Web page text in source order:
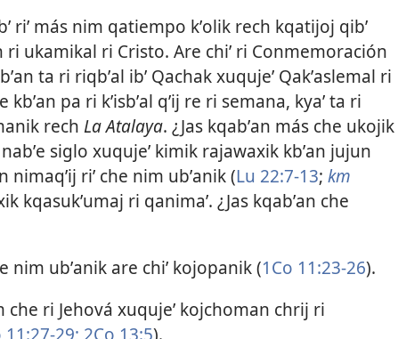
riʼ más nim qatiempo kʼolik rech kqatijoj qibʼ
ukamikal ri Cristo. Are chiʼ ri Conmemoración
ta ri riqbʼal ibʼ Qachak xuqujeʼ Qakʼaslemal ri
pa ri kʼisbʼal qʼij re ri semana, kyaʼ ta ri
rech La Atalaya. ¿Jas kqabʼan más che ukojik
siglo xuqujeʼ kimik rajawaxik kbʼan jujun
nimaqʼij riʼ che nim ubʼanik (Lu 22:7-13; km
kqasukʼumaj ri qanimaʼ. ¿Jas kqabʼan che
nim ubʼanik are chiʼ kojopanik (1Co 11:23-26).
che ri Jehová xuqujeʼ kojchoman chrij ri